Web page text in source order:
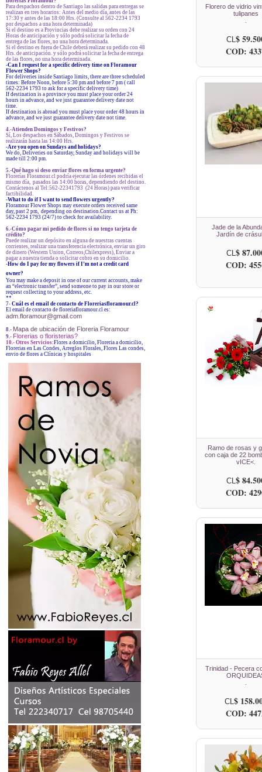
Para despachos dentro de Santiago las salidas para entregas se
realizan en tres horarios: Antes del medio día, antes de las
17:30 y antes de las 18:00 Hrs. (Consulte al 562-2234 1793
por despachos a una hora determinada)
Si el destino es a Provincias debe realizar su orden con 24
Horas de anticipación y sólo podrá solicitar la fecha de
entrega de las flores, no una hora determinada.
Si el destino es fuera de Chile deberá realizar su pedido con 48
Hrs. de anticipación. y sólo podrá solicitar la fecha de entrega
de las flores, no una hora determinada.
-Can I request for a specific delivery time on Floramour
Flower Shops?
For deliveries inside Santiago limits, there are three scheduled
times: Before Noon, before 5:30 pm and before 7 pm ( call
562-2234 1793 to ask for a specific delivery time)
If destination is a province you must place your order 24
hours in advance, and we just guarantee delivery date not
time.
If destination is abroad you must place your order 48 hours in
advance, and we just guarantee delivery date not time.
4.-Atienden Domingos y Festivos?
Sí, Los despachos en Sábados, Domingos y Festivos se
realizarán hasta las 14:00 Hrs.
-Are you open on Sundays and holidays?
We do, Deliveries on Saturday, Sunday and holidays will be
made till 2:00 pm.
5.-Qué hago si deso enviar flores en forma urgente?
Florerías Floramour.cl podría ejecutar las órdenes recibidas el
mismo día, pasados las 14:00 horas, dependiendo del destino.
Contáctenos al Tel:562-22341793 (24 Horas) para verificar
factibilidad.
-What to do if I want to send flowers urgently?
Floramour Flower Shops may execute orders received same
day, past 2 pm, depending on destination.Contact us at Ph:
562-2234 1793 (24/7) to check for availability.
6.-Cómo pagar mi pedido de flores si no tengo tarjeta de
crédito?
Puede realizar un depósito en alguna de nuestras cuentas
corrientes, realizar una transferencia electrónica, enviar un giro
de dinero (Western Union, Correos,Chilexpress), Enviar a
pagar a nuestra tienda o solicitar cobro en su domicilio.
-How do I pay for my flowers if I’m not a credit card
owner?
You may make a deposit in one of our current accounts, make
an “electronic transfer”, send someone to pay in our store or
request collecting to your address, etc.
**
7- Cuál es el email de contacto de Floreriasfloramour.cl?
El email de contacto de floreriafloramour.cl es:
adm.floramour@gmail.com
8.- Mapa de ubicación de Floreria Floramour
9.- Florerias o floristerias?
10.- Otros Servicios:Flores a domicilio, Floreria a domicilio,
Florerias en Las Condes, Arreglos Florales, Flores Las condes,
envio de flores a Clínicas y hospitales
Florero de vidrio
tulipanes
CL$
COD:
Jade de la
Jardín de
CL$
COD:
Ramo de rosas y
con caja de 22
vICE<.
CL$
COD:
Trinidad - Pecera
CL$
COD: